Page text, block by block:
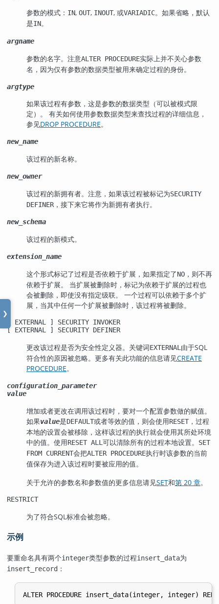
❯
参数的模式： IN, OUT, INOUT, 或VARIADIC。如果省略，默认
是IN。
argname
参数的名字。注意ALTER PROCEDURE实际上并不关心参数
名，因为仅有参数的数据类型被用来确定过程的身份。
argtype
如果该过程有参数，这是参数的数据类型（可以被模式限
定）。 有关如何使用参数数据类型来查找过程的详细信息，
参见DROP PROCEDURE。
new_name
该过程的新名称。
new_owner
该过程的新拥有者。注意，如果该过程被标记为SECURITY
DEFINER ，接下来它将作为新拥有者执行。
new_schema
该过程的新模式。
extension_name
这个形式标记了过程是否依赖于扩展，如果指定了NO ，则不再
依赖于扩展。 当扩展被删除时，标记为依赖于扩展的过程也
会被删除，即使没有指定级联。 一个过程可以依赖于多个扩
展，当其中任何一个扩展被删除时，该过程将被删除。
EXTERNAL
] SECURITY INVOKER
[ EXTERNAL ] SECURITY DEFINER
更改该过程是否为安全性定义器。关键词EXTERNAL由于SQL
符合性的原因被忽略。更多有关此功能的信息请见CREATE
PROCEDURE。
configuration_parameter
value
增加或者更改在调用该过程时，要对一个配置参数做的赋值。
如果value是DEFAULT或者等效的值，则会使用RESET ，过程
本地的设置会被移除，这样该过程的执行就会使用其所处环境
中的值。使用RESET ALL 可以清除所有的过程本地设置。
SET
FROM CURRENT会把ALTER PROCEDURE执行时该参数的当前
值保存为进入该过程时要被应用的值。
关于允许的参数名和参数值的更多信息请见SET和第 20 章。
RESTRICT
为了符合SQL标准会被忽略。
示例
要重命名具有两个integer类型参数的过程insert_data为
insert_record ：